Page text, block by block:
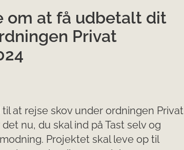
om at få udbetalt dit
Privat
at rejse skov under ordningen Privat
nu, du skal ind på Tast selv og
Projektet skal leve op til